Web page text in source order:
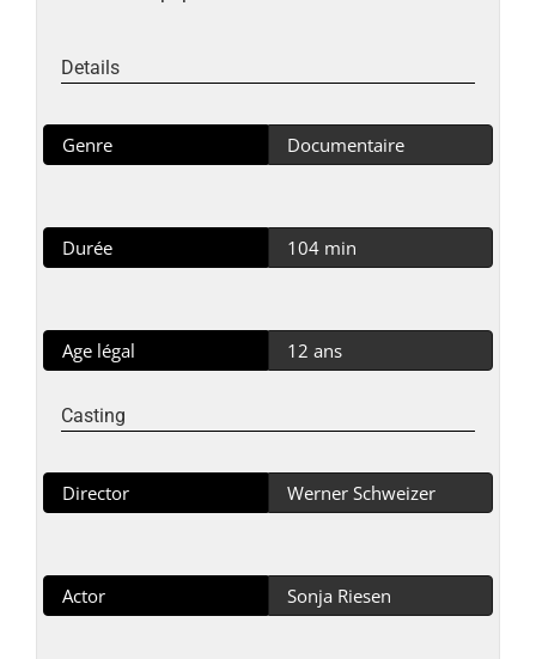
Details
Genre Documentaire
Durée 104 min
Age légal 12 ans
Casting
Director Werner Schweizer
Actor Sonja Riesen